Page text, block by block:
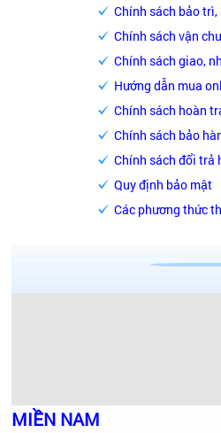
Chính sách bảo
Chính sách vận
Chính sách giao,
Hướng dẫn mua
Chính sách hoàn
Chính sách bảo
Chính sách đổi trả
Quy định bảo mật
Các phương thức
MIỀN NAM